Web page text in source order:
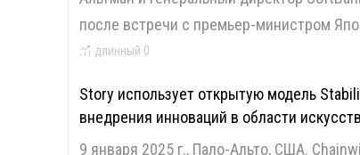
после встречи с премьер-министром
длинный 0
Story использует открытую модель
внедрения инноваций в области
9 января 2025 г., Пало-Альто, США.